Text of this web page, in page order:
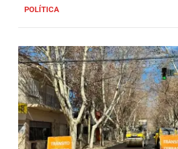
POLÍTICA